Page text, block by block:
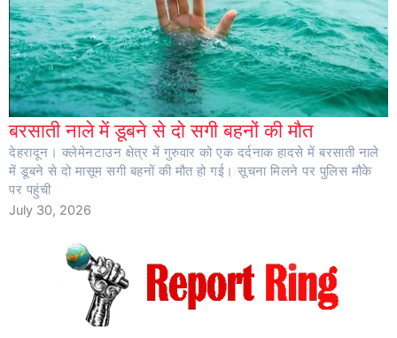
बरसाती नाले में डूबने से दो सगी बहनों की मौत
देहरादून। क्लेमेनटाउन क्षेत्र में गुरुवार को एक दर्दनाक हादसे में बरसाती नाले
में डूबने से दो मासूम सगी बहनों की मौत हो गई। सूचना मिलने पर पुलिस मौके
पर पहुंची
July 30, 2026